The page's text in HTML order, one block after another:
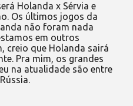
Holanda x Sérvia e
Os últimos jogos da
não foram nada
em outros
creio que Holanda sairá
Pra mim, os grandes
na atualidade são entre